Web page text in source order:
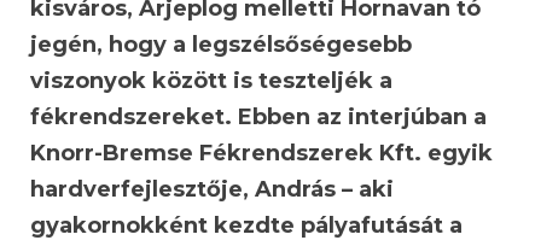
kisváros, Arjeplog melletti Hornavan tó
jegén, hogy a legszélsőségesebb
viszonyok között is teszteljék a
fékrendszereket. Ebben az interjúban a
Knorr-Bremse Fékrendszerek Kft. egyik
hardverfejlesztője, András – aki
gyakornokként kezdte pályafutását a